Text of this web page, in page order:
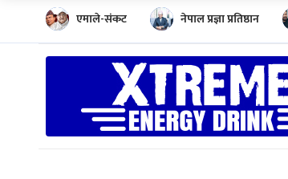
एमाले-संकट नेपाल प्रज्ञा प्रतिष्ठान